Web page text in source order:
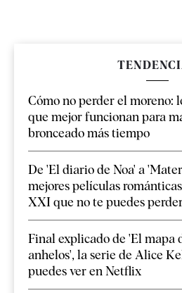
Cómo no perder el moreno:
que mejor funcionan para
bronceado más tiempo
De 'El diario de Noa' a
mejores películas
XXI que no te puedes
Final explicado de 'El mapa
anhelos', la serie de Alice
puedes ver en Netflix